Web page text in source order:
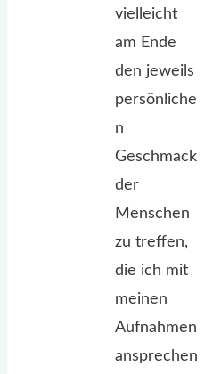
vielleicht
am Ende
den jeweils
persönliche
n
Geschmack
der
Menschen
zu treffen,
die ich mit
meinen
Aufnahmen
ansprechen